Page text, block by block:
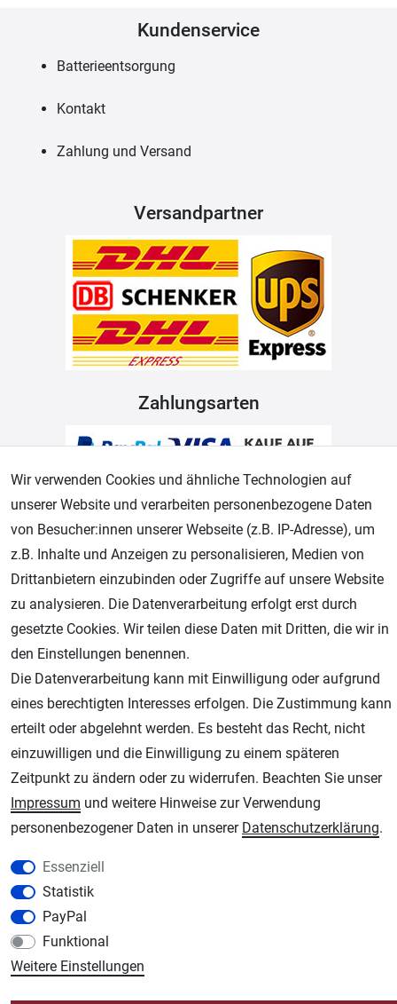
Kundenservice
Batterieentsorgung
Kontakt
Zahlung und Versand
Versandpartner
Zahlungsarten
Geprüfter Shop
Unsere weiteren Shops:
Schmincke-City.de
Schmincke Künstlerfarben das Gesamtsortiment
Plotter-City.com
Schneideplotter, Transferpressen, Siebdruck und Plotterfolien
Modellbau-City.com
Wir verwenden Cookies und ähnliche Technologien auf
unserer Website und verarbeiten personenbezogene Daten
von Besucher:innen unserer Webseite (z.B. IP-Adresse), um
z.B. Inhalte und Anzeigen zu personalisieren, Medien von
Drittanbietern einzubinden oder Zugriffe auf unsere Website
zu analysieren. Die Datenverarbeitung erfolgt erst durch
gesetzte Cookies. Wir teilen diese Daten mit Dritten, die wir in
den Einstellungen benennen.
Die Datenverarbeitung kann mit Einwilligung oder aufgrund
eines berechtigten Interesses erfolgen. Die Zustimmung kann
erteilt oder abgelehnt werden. Es besteht das Recht, nicht
einzuwilligen und die Einwilligung zu einem späteren
Zeitpunkt zu ändern oder zu widerrufen. Beachten Sie unser
Impressum und weitere Hinweise zur Verwendung
personenbezogener Daten in unserer Daten­schutz­erklärung.
Essenziell
Statistik
PayPal
Funktional
Weitere Einstellungen